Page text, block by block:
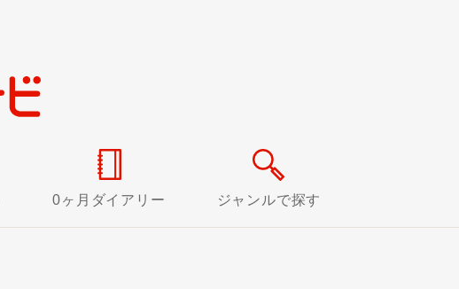
0ヶ月ダイアリー ジャンルで探す